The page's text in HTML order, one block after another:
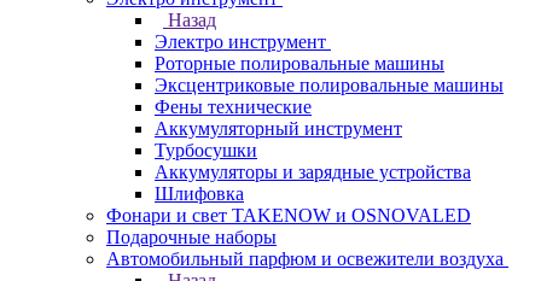
Назад
Электро инструмент
Роторные полировальные машины
Эксцентриковые полировальные машины
Фены технические
Аккумуляторный инструмент
Турбосушки
Аккумуляторы и зарядные устройства
Шлифовка
Фонари и свет TAKENOW и OSNOVALED
Подарочные наборы
Автомобильный парфюм и освежители воздуха